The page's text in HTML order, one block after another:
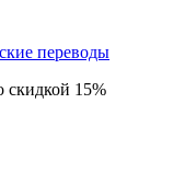
переводы
скидкой 15%